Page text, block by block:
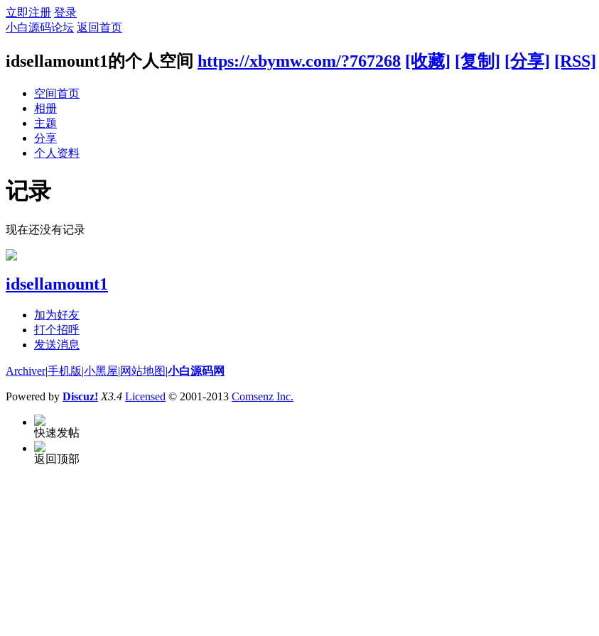
立即注册 登录
小白源码论坛 返回首页
idsellamount1的个人空间 https://xbymw.com/?767268 [收藏] [复制] [分享] [RSS]
空间首页
相册
主题
分享
个人资料
记录
现在还没有记录
idsellamount1
加为好友
打个招呼
发送消息
Archiver|手机版|小黑屋|网站地图|小白源码网
Powered by Discuz! X3.4 Licensed © 2001-2013 Comsenz Inc.
快速发帖
返回顶部